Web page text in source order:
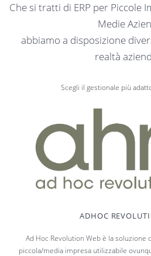
Che si tratti di ERP per Piccole
Medie
abbiamo a disposizione
realtà
Scegli il gestionale più
ADHOC
Ad Hoc Revolution Web è la soluzione
piccola/media impresa utilizzabile